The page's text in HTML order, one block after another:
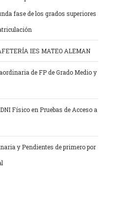
fase de los grados superiores
IES MATEO ALEMAN
de FP de Grado Medio y
Físico en Pruebas de Acceso a
y Pendientes de primero por